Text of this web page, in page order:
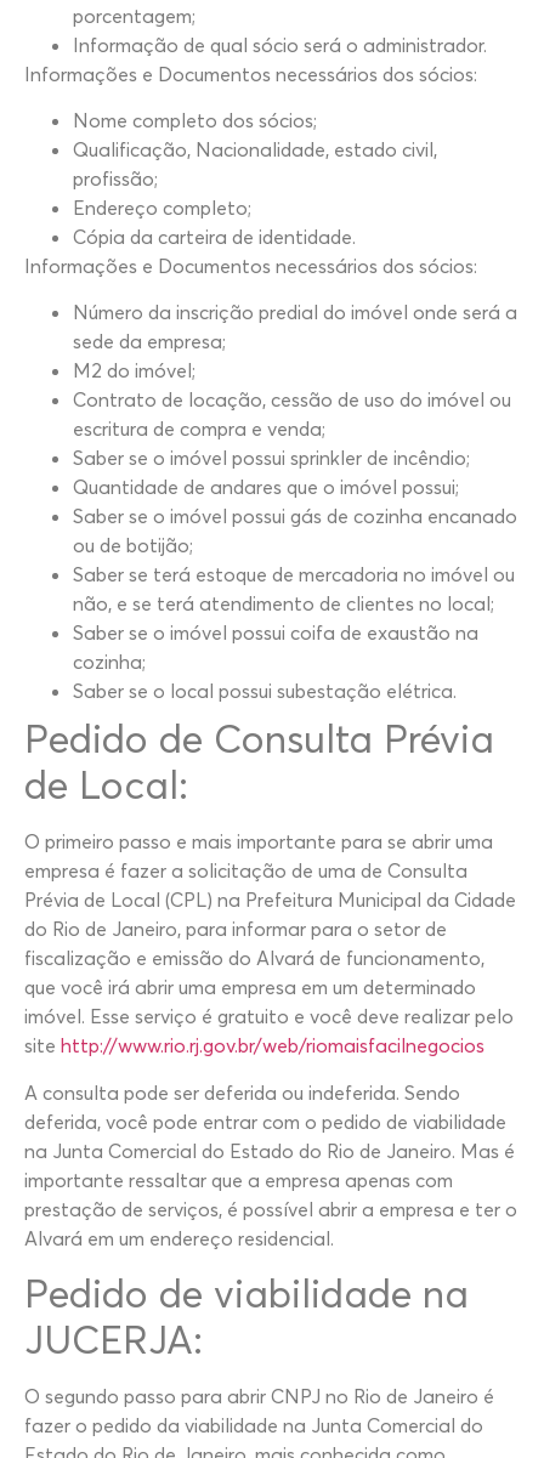
porcentagem;
Informação de qual sócio será o administrador.
Informações e Documentos necessários dos sócios:
Nome completo dos sócios;
Qualificação, Nacionalidade, estado civil,
profissão;
Endereço completo;
Cópia da carteira de identidade.
Informações e Documentos necessários dos sócios:
Número da inscrição predial do imóvel onde será a
sede da empresa;
M2 do imóvel;
Contrato de locação, cessão de uso do imóvel ou
escritura de compra e venda;
Saber se o imóvel possui sprinkler de incêndio;
Quantidade de andares que o imóvel possui;
Saber se o imóvel possui gás de cozinha encanado
ou de botijão;
Saber se terá estoque de mercadoria no imóvel ou
não, e se terá atendimento de clientes no local;
Saber se o imóvel possui coifa de exaustão na
cozinha;
Saber se o local possui subestação elétrica.
Pedido de Consulta Prévia
de Local:
O primeiro passo e mais importante para se abrir uma
empresa é fazer a solicitação de uma de Consulta
Prévia de Local (CPL) na Prefeitura Municipal da Cidade
do Rio de Janeiro, para informar para o setor de
fiscalização e emissão do Alvará de funcionamento,
que você irá abrir uma empresa em um determinado
imóvel. Esse serviço é gratuito e você deve realizar pelo
site http://www.rio.rj.gov.br/web/riomaisfacilnegocios
A consulta pode ser deferida ou indeferida. Sendo
deferida, você pode entrar com o pedido de viabilidade
na Junta Comercial do Estado do Rio de Janeiro. Mas é
importante ressaltar que a empresa apenas com
prestação de serviços, é possível abrir a empresa e ter o
Alvará em um endereço residencial.
Pedido de viabilidade na
JUCERJA:
O segundo passo para abrir CNPJ no Rio de Janeiro é
fazer o pedido da viabilidade na Junta Comercial do